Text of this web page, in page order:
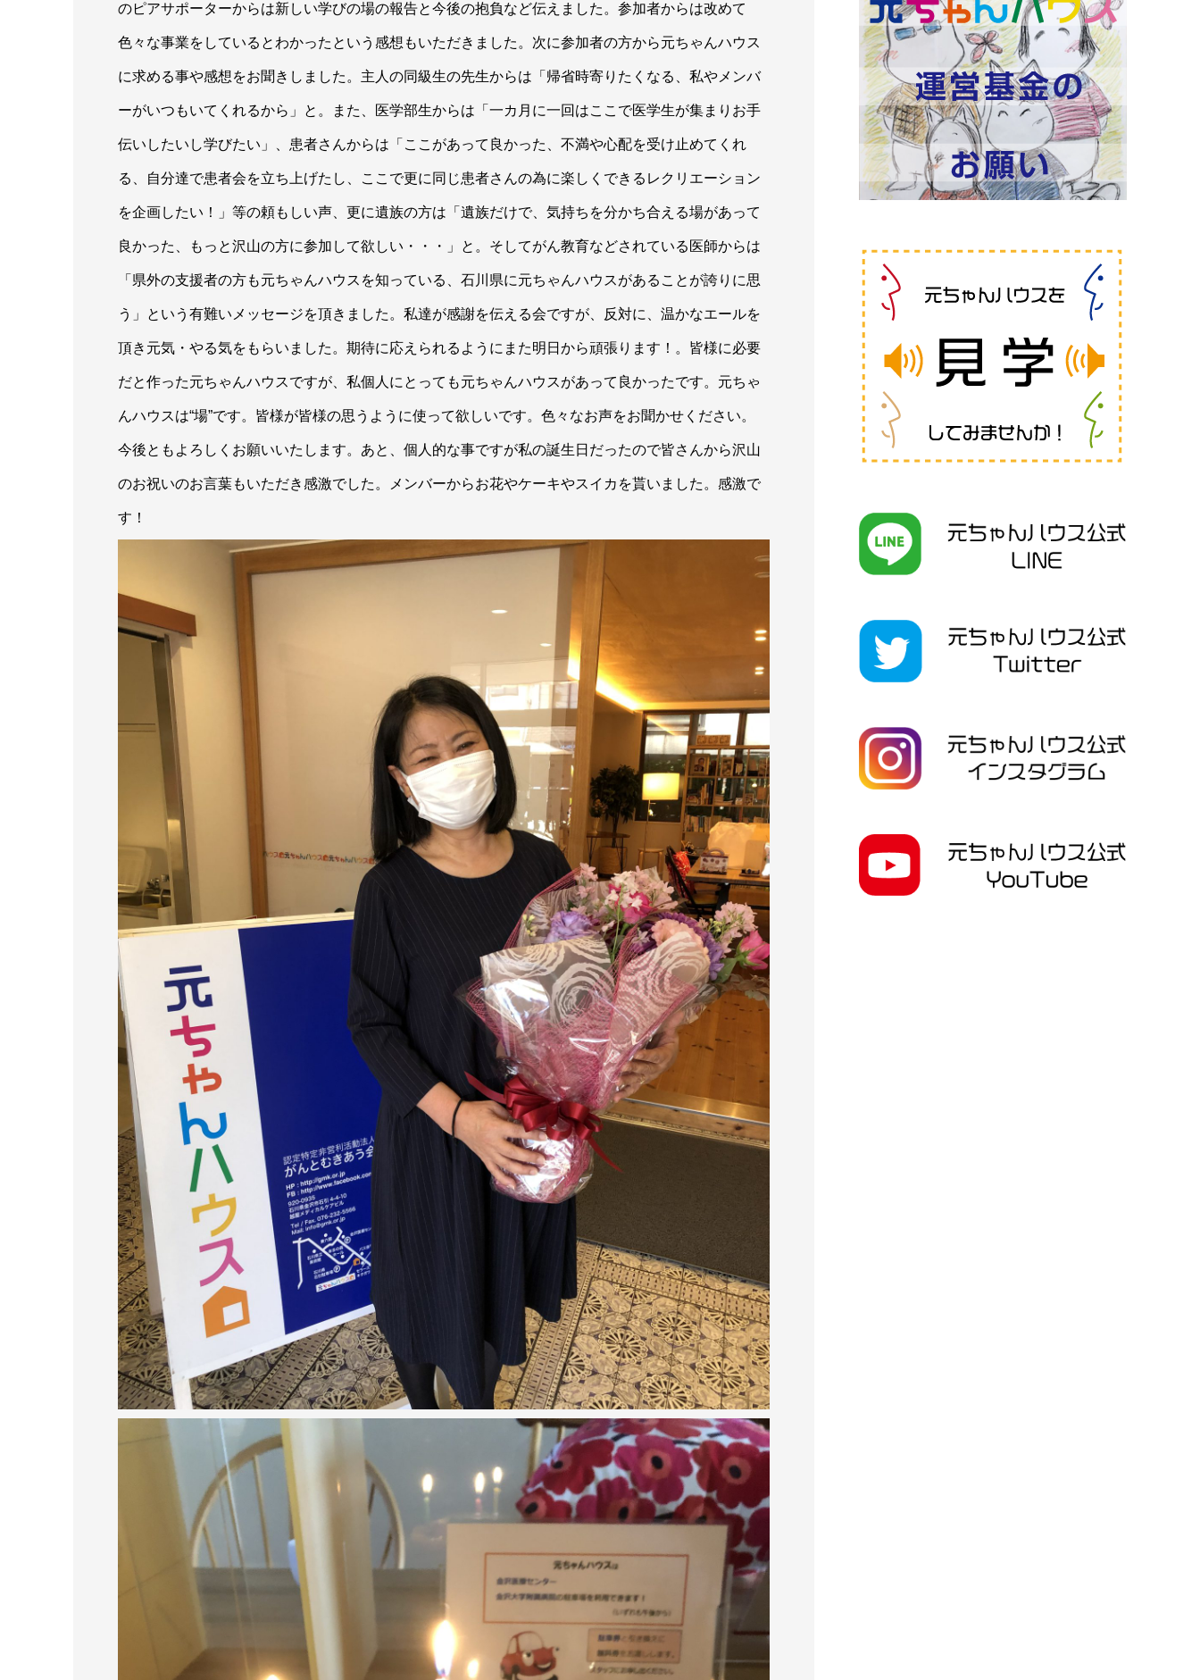
のピアサポーターからは新しい学びの場の報告と今後の抱負など伝えました。参加者からは改めて
色々な事業をしているとわかったという感想もいただきました。次に参加者の方から元ちゃんハウス
に求める事や感想をお聞きしました。主人の同級生の先生からは「帰省時寄りたくなる、私やメンバ
ーがいつもいてくれるから」と。また、医学部生からは「一カ月に一回はここで医学生が集まりお手
伝いしたいし学びたい」、患者さんからは「ここがあって良かった、不満や心配を受け止めてくれ
る、自分達で患者会を立ち上げたし、ここで更に同じ患者さんの為に楽しくできるレクリエーション
を企画したい！」等の頼もしい声、更に遺族の方は「遺族だけで、気持ちを分かち合える場があって
良かった、もっと沢山の方に参加して欲しい・・・」と。そしてがん教育などされている医師からは
「県外の支援者の方も元ちゃんハウスを知っている、石川県に元ちゃんハウスがあることが誇りに思
う」という有難いメッセージを頂きました。私達が感謝を伝える会ですが、反対に、温かなエールを
頂き元気・やる気をもらいました。期待に応えられるようにまた明日から頑張ります！。皆様に必要
だと作った元ちゃんハウスですが、私個人にとっても元ちゃんハウスがあって良かったです。元ちゃ
んハウスは“場”です。皆様が皆様の思うように使って欲しいです。色々なお声をお聞かせください。
今後ともよろしくお願いいたします。あと、個人的な事ですが私の誕生日だったので皆さんから沢山
のお祝いのお言葉もいただき感激でした。メンバーからお花やケーキやスイカを貰いました。感激で
す！